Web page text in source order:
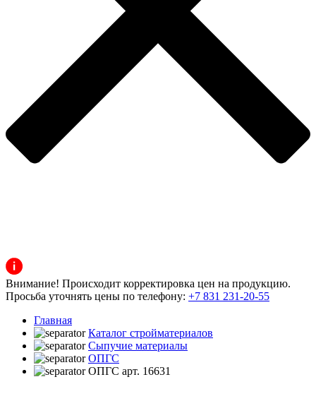
Внимание! Происходит корректировка цен на продукцию.
Просьба уточнять цены по телефону: +7 831 231-20-55
Главная
Каталог стройматериалов
Сыпучие материалы
ОПГС
ОПГС арт. 16631